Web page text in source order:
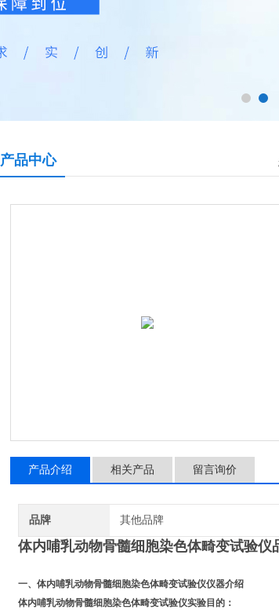
产品中心
产品介绍 相关产品 留言询价
品牌 其他品牌
体内哺乳动物骨髓细胞染色体畸变试验仪
一、体内哺乳动物骨髓细胞染色体畸变试验仪仪器介绍
体内哺乳动物骨髓细胞染色体畸变试验仪实验目的：